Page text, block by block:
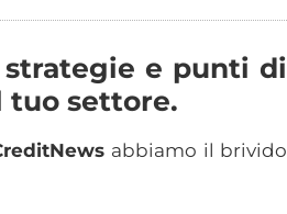
e punti di
tuo settore.
abbiamo il brivido